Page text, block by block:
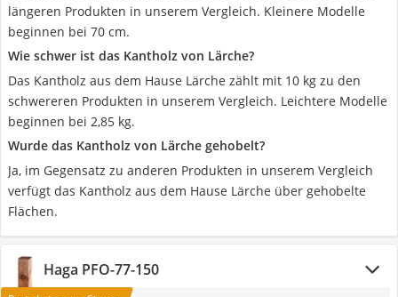
längeren Produkten in unserem Vergleich. Kleinere Modelle
beginnen bei 70 cm.
Wie schwer ist das Kantholz von Lärche?
Das Kantholz aus dem Hause Lärche zählt mit 10 kg zu den
schwereren Produkten in unserem Vergleich. Leichtere Modelle
beginnen bei 2,85 kg.
Wurde das Kantholz von Lärche gehobelt?
Ja, im Gegensatz zu anderen Produkten in unserem Vergleich
verfügt das Kantholz aus dem Hause Lärche über gehobelte
Flächen.
Haga PFO-77-150